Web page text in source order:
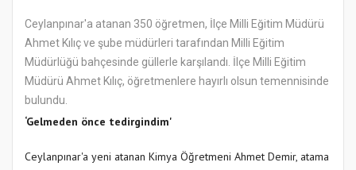
Ceylanpınar'a atanan 350 öğretmen, İlçe Milli Eğitim Müdürü
Ahmet Kılıç ve şube müdürleri tarafından Milli Eğitim
Müdürlüğü bahçesinde güllerle karşılandı. İlçe Milli Eğitim
Müdürü Ahmet Kılıç, öğretmenlere hayırlı olsun temennisinde
bulundu.
‘Gelmeden önce tedirgindim'
Ceylanpınar'a yeni atanan Kimya Öğretmeni Ahmet Demir, atama